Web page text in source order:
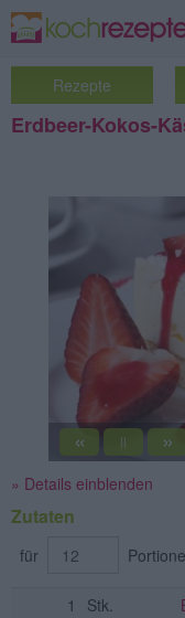
Rezepte
Erdbeer-Kokos-
« || »
» Details einblenden
Zutaten
für
1 Stk.